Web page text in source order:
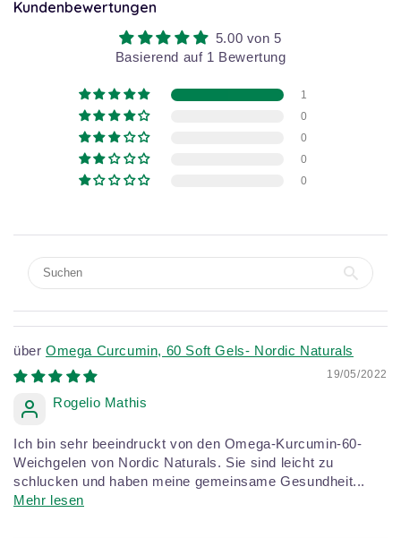
Kundenbewertungen
5.00 von 5
Basierend auf 1 Bewertung
1
0
0
0
0
Omega Curcumin, 60 Soft Gels- Nordic Naturals
19/05/2022
Rogelio Mathis
Ich bin sehr beeindruckt von den Omega-Kurcumin-60-
Weichgelen von Nordic Naturals. Sie sind leicht zu
schlucken und haben meine gemeinsame Gesundheit...
Mehr lesen